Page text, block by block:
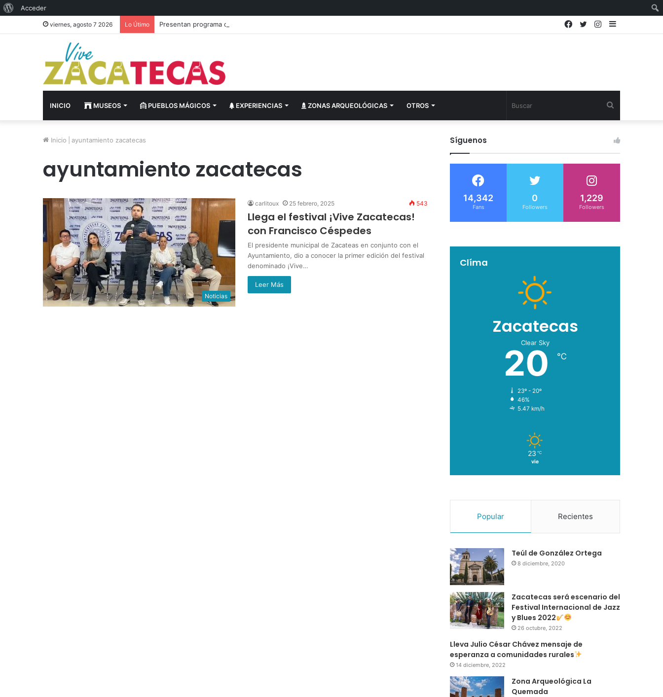
Acerca
Acceder
viernes, agosto 7 2026 Lo Útimo Presentan programa cultural del festival “Abrazarte en Navidad” Instagram
Twitter
Facebook
INICIO MUSEOS PUEBLOS MÁGICOS EXPERIENCIAS ZONAS ARQUEOLÓGICAS OTROS
Inicio ayuntamiento zacatecas
ayuntamiento zacatecas
Noticias
carlitoux 25 febrero, 2025 543
Llega el festival ¡Vive Zacatecas!
con Francisco Céspedes
El presidente municipal de Zacateas en conjunto con el
Ayuntamiento, dio a conocer la primer edición del festival
denominado ¡Vive…
Leer Más
Síguenos
14,342
Fans
0
Followers
1,229
Followers
Clíma
Zacatecas
Clear Sky
20 ℃
23º - 20º
46%
5.47 km/h
23 ℃
vie
Popular Recientes
Teúl de González Ortega
8 diciembre, 2020
Zacatecas será escenario del
Festival Internacional de Jazz
y Blues 2022
26 octubre, 2022
Lleva Julio César Chávez mensaje de
esperanza a comunidades rurales
14 diciembre, 2022
Zona Arqueológica La
Quemada